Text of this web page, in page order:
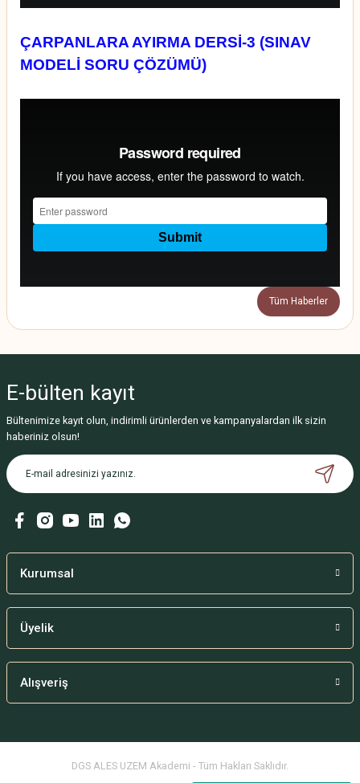
ÇARPANLARA AYIRMA DERSİ-3 (SINAV
MODELİ SORU ÇÖZÜMÜ)
Tüm Haberler
E-bülten kayıt
Bültenimize kayıt olun, indirimli ürünlerden ve kampanyalardan ilk sizin
haberiniz olsun!
Kurumsal
Üyelik
Alışveriş
DGS ALES UZEM Akademi - Tüm Hakları Saklıdır.